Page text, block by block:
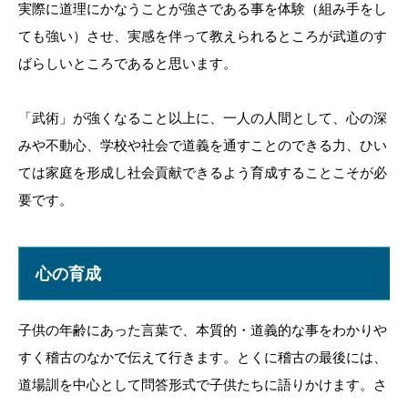
実際に道理にかなうことが強さである事を体験（組み手をし
ても強い）させ、実感を伴って教えられるところが武道のす
ばらしいところであると思います。
「武術」が強くなること以上に、一人の人間として、心の深
みや不動心、学校や社会で道義を通すことのできる力、ひい
ては家庭を形成し社会貢献できるよう育成することこそが必
要です。
心の育成
子供の年齢にあった言葉で、本質的・道義的な事をわかりや
すく稽古のなかで伝えて行きます。とくに稽古の最後には、
道場訓を中心として問答形式で子供たちに語りかけます。さ